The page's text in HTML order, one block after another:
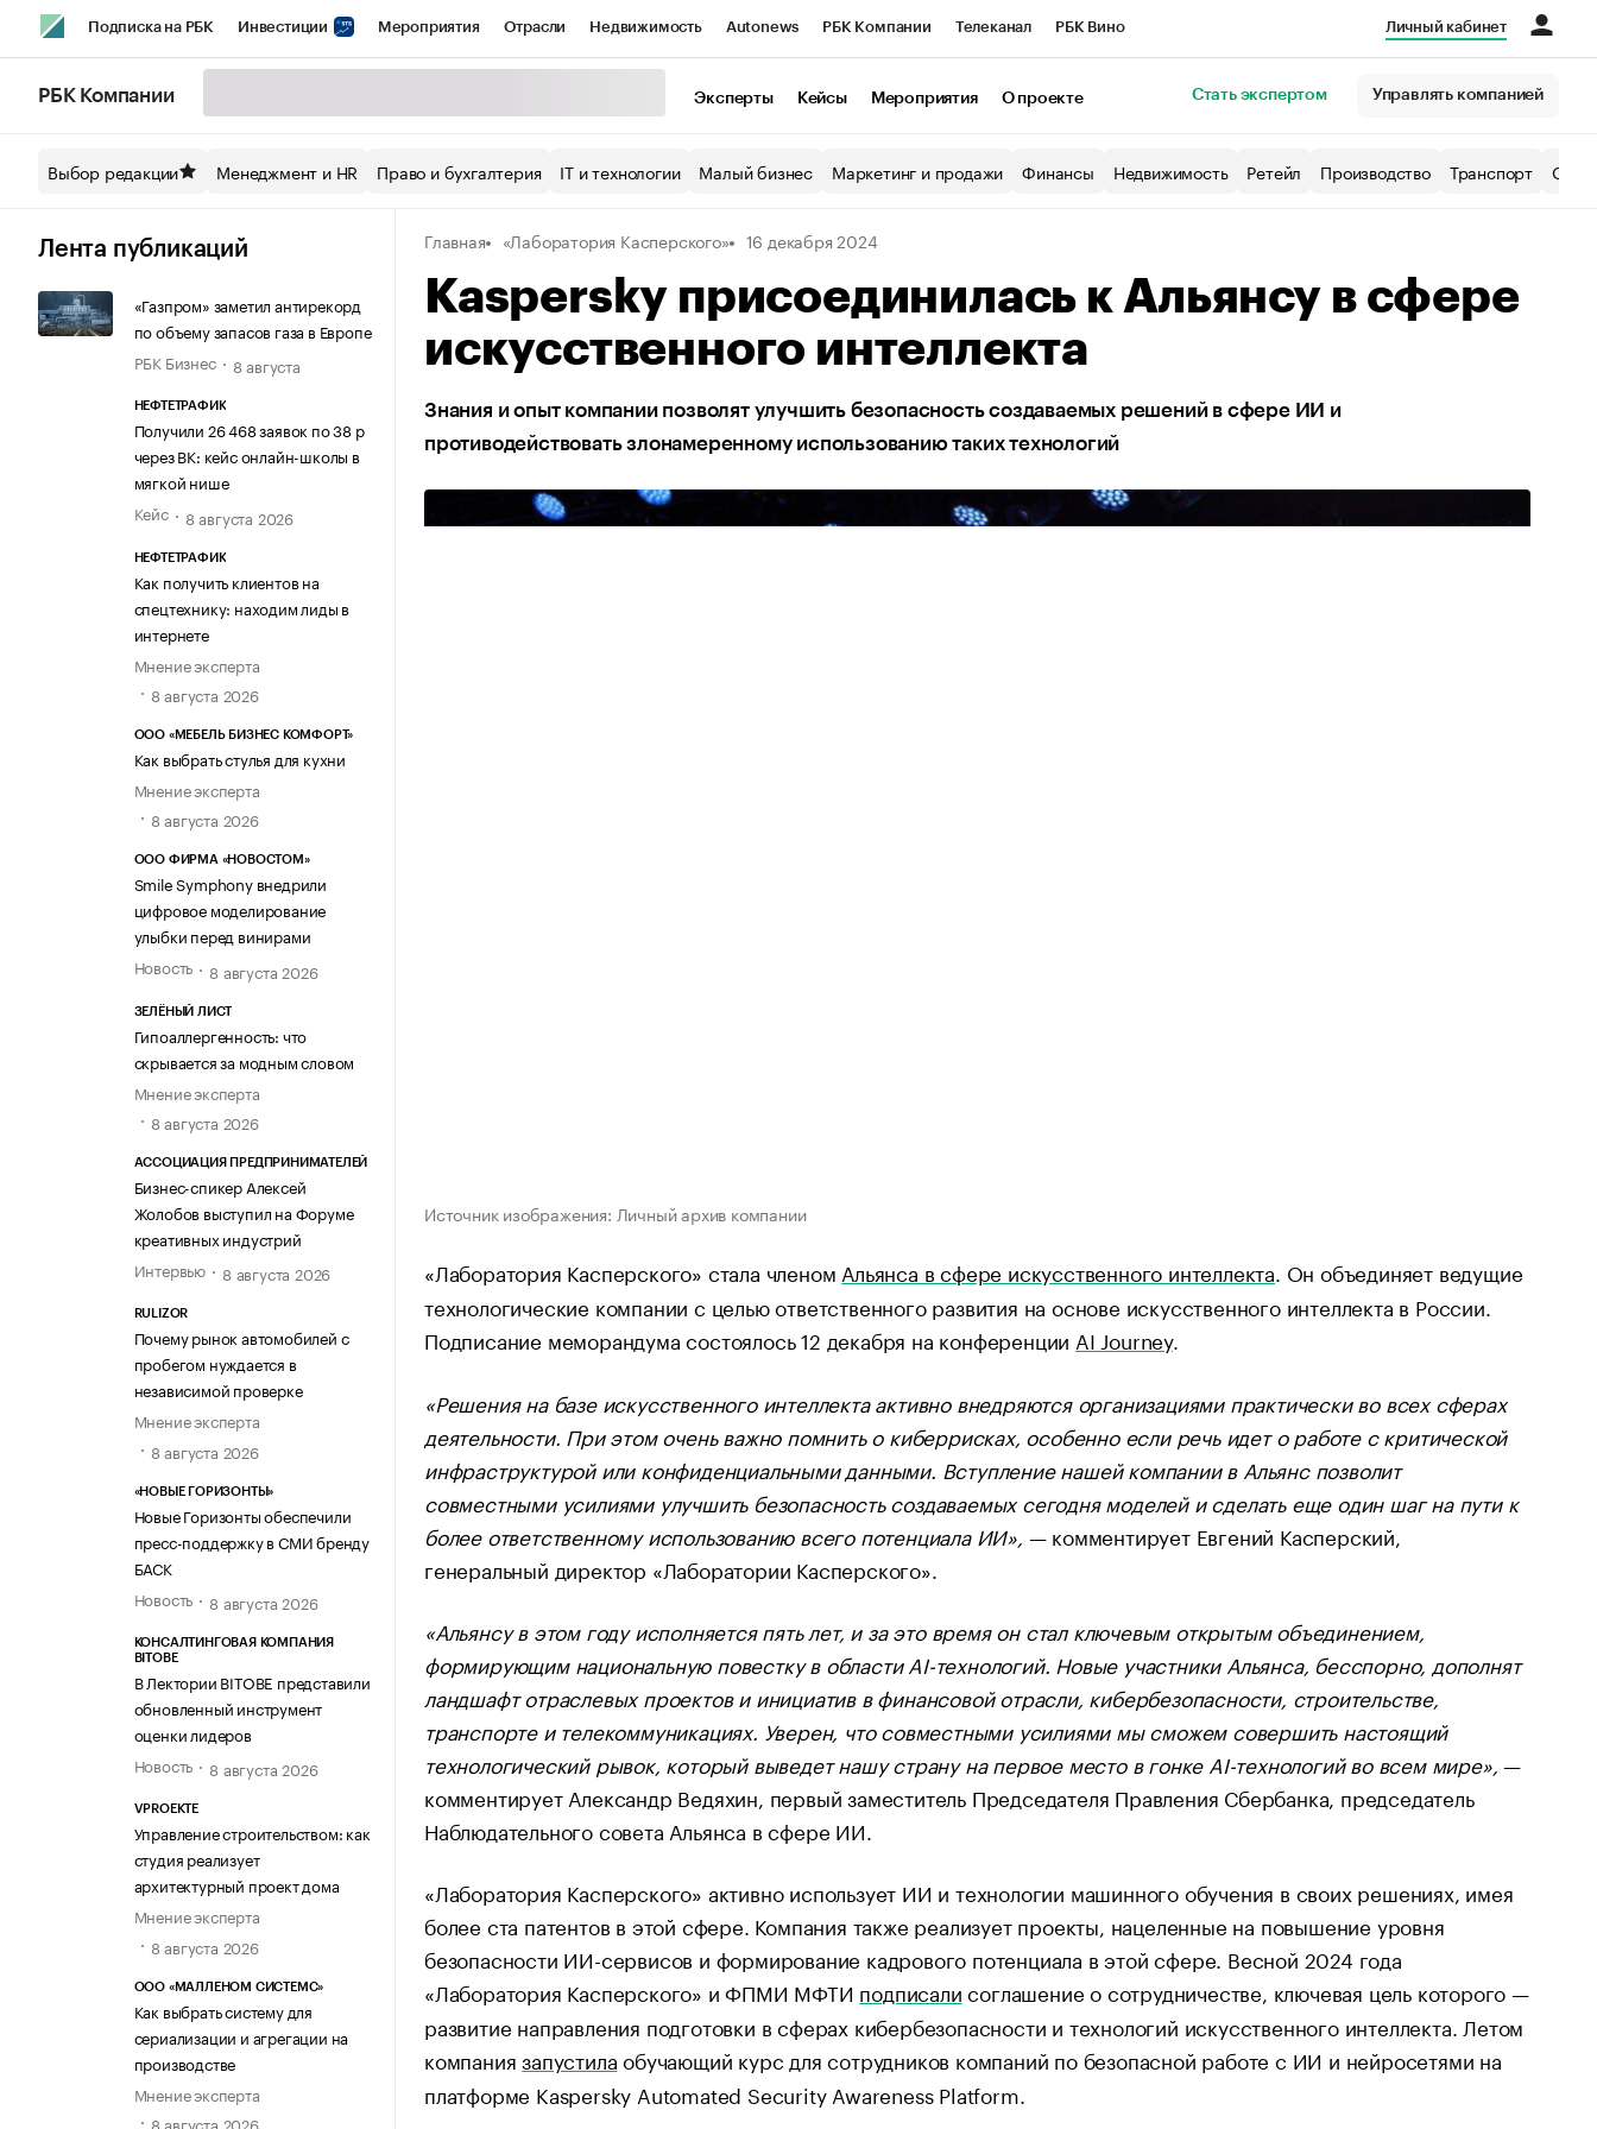
Подписка на РБК Инвестиции Мероприятия Отрасли Недвижимость Autonews РБК Компании Телеканал РБК Вино
Спецпроекты СПб Конференции СПб Спецпроекты Экономика Бизнес
Технологии и медиа Рынок наличной валюты
Личный кабинет
РБК Компании Эксперты Кейсы Мероприятия О проекте Стать экспертом Управлять компанией
Выбор редакции Менеджмент и HR Право и бухгалтерия IT и технологии Малый бизнес Маркетинг и продажи Финансы Недвижимость Ретейл Производство Транспорт
Лента публикаций
«Газпром» заметил антирекорд
по объему запасов газа в Европе
РБК Бизнес
8 августа
НЕФТЕТРАФИК
Получили 26 468 заявок по 38 р
через ВК: кейс онлайн-школы в
мягкой нише
Кейс
8 августа 2026
НЕФТЕТРАФИК
Как получить клиентов на
спецтехнику: находим лиды в
интернете
Мнение эксперта
8 августа 2026
ООО «МЕБЕЛЬ БИЗНЕС КОМФОРТ»
Как выбрать стулья для кухни
Мнение эксперта
8 августа 2026
ООО ФИРМА «НОВОСТОМ»
Smile Symphony внедрили
цифровое моделирование
улыбки перед винирами
Новость
8 августа 2026
ЗЕЛЁНЫЙ ЛИСТ
Гипоаллергенность: что
скрывается за модным словом
Мнение эксперта
8 августа 2026
АССОЦИАЦИЯ ПРЕДПРИНИМАТЕЛЕЙ
Бизнес-спикер Алексей
Жолобов выступил на Форуме
креативных индустрий
Интервью
8 августа 2026
RULIZOR
Почему рынок автомобилей с
пробегом нуждается в
независимой проверке
Мнение эксперта
8 августа 2026
«НОВЫЕ ГОРИЗОНТЫ»
Новые Горизонты обеспечили
пресс-поддержку в СМИ бренду
БАСК
Новость
8 августа 2026
КОНСАЛТИНГОВАЯ КОМПАНИЯ
BITOBE
В Лектории BITOBE представили
обновленный инструмент
оценки лидеров
Новость
8 августа 2026
VPROEKTE
Управление строительством: как
студия реализует
архитектурный проект дома
Мнение эксперта
8 августа 2026
ООО «МАЛЛЕНОМ СИСТЕМС»
Как выбрать систему для
сериализации и агрегации на
производстве
Мнение эксперта
8 августа 2026
Главная «Лаборатория Касперского» 16 декабря 2024
Kaspersky присоединилась к Альянсу в сфере
искусственного интеллекта
Знания и опыт компании позволят улучшить безопасность создаваемых решений в сфере ИИ и
противодействовать злонамеренному использованию таких технологий
Источник изображения: Личный архив компании
«Лаборатория Касперского» стала членом Альянса в сфере искусственного интеллекта . Он объединяет ведущие
технологические компании с целью ответственного развития на основе искусственного интеллекта в России.
Подписание меморандума состоялось 12 декабря на конференции AI Journey.
«Решения на базе искусственного интеллекта активно внедряются организациями практически во всех сферах
деятельности. При этом очень важно помнить о киберрисках, особенно если речь идет о работе с критической
инфраструктурой или конфиденциальными данными. Вступление нашей компании в Альянс позволит
совместными усилиями улучшить безопасность создаваемых сегодня моделей и сделать еще один шаг на пути к
более ответственному использованию всего потенциала ИИ», — комментирует Евгений Касперский,
генеральный директор «Лаборатории Касперского».
«Альянсу в этом году исполняется пять лет, и за это время он стал ключевым открытым объединением,
формирующим национальную повестку в области AI-технологий. Новые участники Альянса, бесспорно, дополнят
ландшафт отраслевых проектов и инициатив в финансовой отрасли, кибербезопасности, строительстве,
транспорте и телекоммуникациях. Уверен, что совместными усилиями мы сможем совершить настоящий
технологический рывок, который выведет нашу страну на первое место в гонке AI-технологий во всем мире», —
комментирует Александр Ведяхин, первый заместитель Председателя Правления Сбербанка, председатель
Наблюдательного совета Альянса в сфере ИИ.
«Лаборатория Касперского» активно использует ИИ и технологии машинного обучения в своих решениях, имея
более ста патентов в этой сфере. Компания также реализует проекты, нацеленные на повышение уровня
безопасности ИИ-сервисов и формирование кадрового потенциала в этой сфере. Весной 2024 года
«Лаборатория Касперского» и ФПМИ МФТИ подписалисоглашение о сотрудничестве, ключевая цель которого —
развитие направления подготовки в сферах кибербезопасности и технологий искусственного интеллекта. Летом
компаниязапустилаобучающий курс для сотрудников компаний по безопасной работе с ИИ и нейросетями на
платформе Kaspersky Automated Security Awareness Platform.